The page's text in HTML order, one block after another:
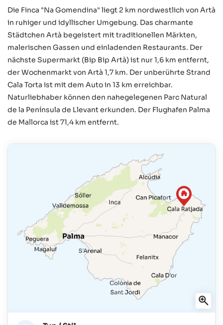
Die Finca "Na Gomendina" liegt 2 km nordwestlich von Artà
in ruhiger und idyllischer Umgebung. Das charmante
Städtchen Artà begeistert mit traditionellen Märkten,
malerischen Gassen und einladenden Restaurants. Der
nächste Supermarkt (Bip Bip Artà) ist nur 1,6 km entfernt,
der Wochenmarkt von Artà 1,7 km. Der unberührte Strand
Cala Torta ist mit dem Auto in 13 km erreichbar.
Naturliebhaber können den nahegelegenen Parc Natural
de la Península de Llevant erkunden. Der Flughafen Palma
de Mallorca ist 71,4 km entfernt.